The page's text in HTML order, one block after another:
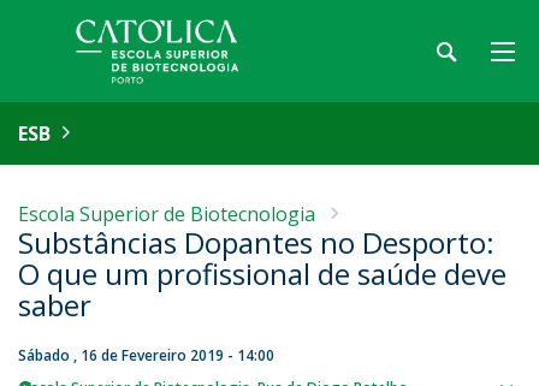
ESB
Escola Superior de Biotecnologia
Substâncias Dopantes no Desporto:
O que um profissional de saúde deve
saber
Sábado , 16 de Fevereiro 2019 - 14:00